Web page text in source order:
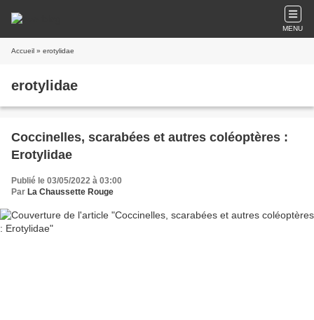
MENU
Accueil » erotylidae
erotylidae
Coccinelles, scarabées et autres coléoptères :
Erotylidae
Publié le 03/05/2022 à 03:00
Par La Chaussette Rouge